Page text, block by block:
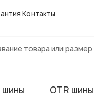
Контакты
шины OTR шины